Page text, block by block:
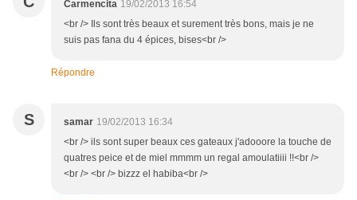
Carmencita 19/02/2013 16:54
<br /> Ils sont très beaux et surement très bons, mais je ne
suis pas fana du 4 épices, bises<br />
Répondre
S samar 19/02/2013 16:34
<br /> ils sont super beaux ces gateaux j'adooore la touche de
quatres peice et de miel mmmm un regal amoulatiiii !!<br />
<br /> <br /> bizzz el habiba<br />